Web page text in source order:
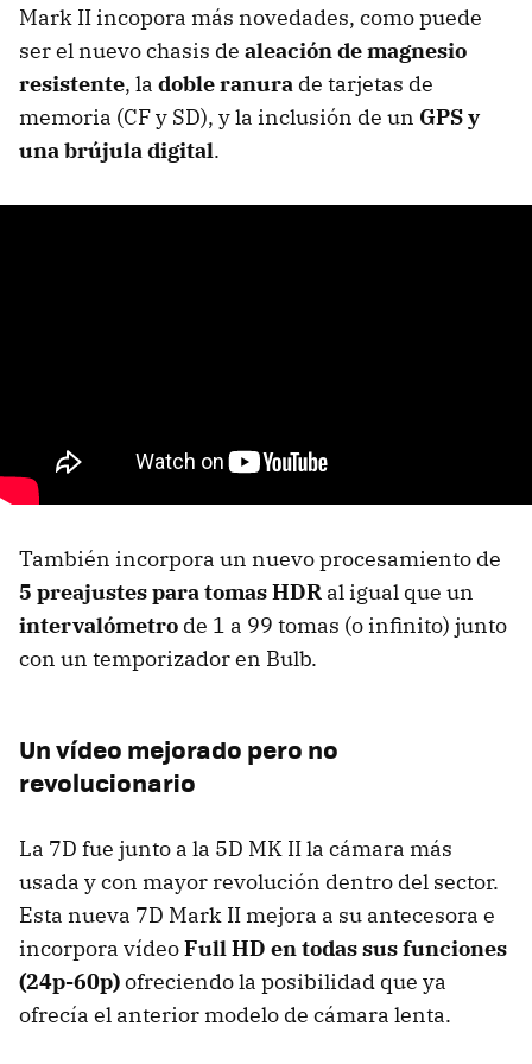
Mark II incopora más novedades, como puede
ser el nuevo chasis de aleación de magnesio
resistente, la doble ranura de tarjetas de
memoria (CF y SD), y la inclusión de un GPS y
una brújula digital.
También incorpora un nuevo procesamiento de
5 preajustes para tomas HDR al igual que un
intervalómetro de 1 a 99 tomas (o infinito) junto
con un temporizador en Bulb.
Un vídeo mejorado pero no
revolucionario
La 7D fue junto a la 5D MK II la cámara más
usada y con mayor revolución dentro del sector.
Esta nueva 7D Mark II mejora a su antecesora e
incorpora vídeoFull HD en todas sus funciones
(24p-60p)ofreciendo la posibilidad que ya
ofrecía el anterior modelo de cámara lenta.